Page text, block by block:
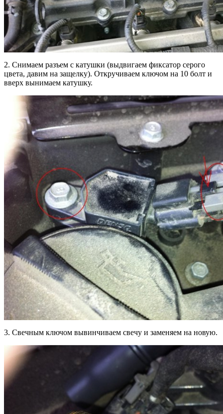
2. Снимаем разъем с катушки (выдвигаем фиксатор серого
цвета, давим на защелку). Откручиваем ключом на 10 болт и
вверх вынимаем катушку.
3. Свечным ключом вывинчиваем свечу и заменяем на новую.